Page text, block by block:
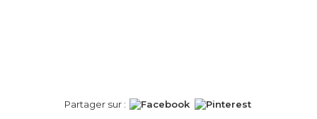
Partager sur :